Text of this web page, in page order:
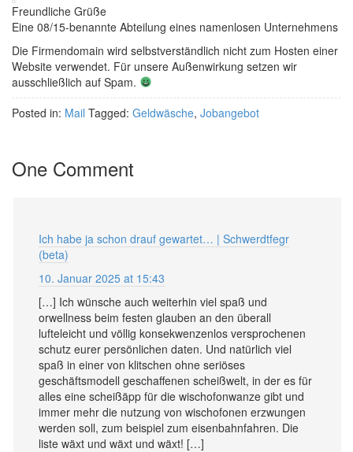
Freundliche Grüße
Eine 08/15-benannte Abteilung eines namenlosen Unternehmens
Die Firmendomain wird selbstverständlich nicht zum Hosten einer
Website verwendet. Für unsere Außenwirkung setzen wir
ausschließlich auf Spam.
Posted in: Mail Tagged: Geldwäsche, Jobangebot
One Comment
Ich habe ja schon drauf gewartet… | Schwerdtfegr
(beta)
10. Januar 2025 at 15:43
[…] Ich wünsche auch weiterhin viel spaß und
orwellness beim festen glauben an den überall
lufteleicht und völlig konsekwenzenlos versprochenen
schutz eurer persönlichen daten. Und natürlich viel
spaß in einer von klitschen ohne seriöses
geschäftsmodell geschaffenen scheißwelt, in der es für
alles eine scheißäpp für die wischofonwanze gibt und
immer mehr die nutzung von wischofonen erzwungen
werden soll, zum beispiel zum eisenbahnfahren. Die
liste wäxt und wäxt und wäxt! […]